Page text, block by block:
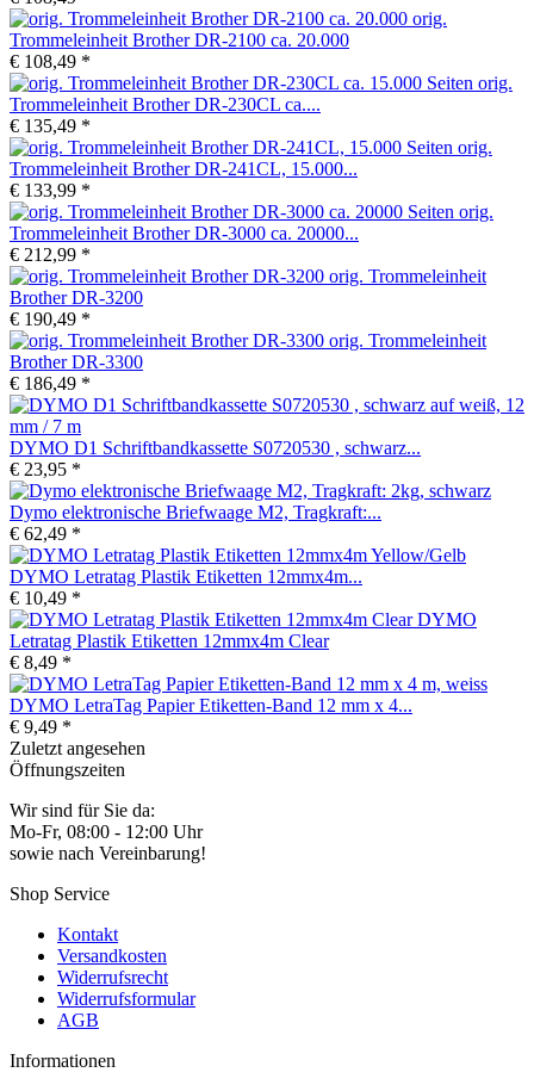
orig.
Trommeleinheit Brother DR-2100 ca. 20.000
€ 108,49 *
orig.
Trommeleinheit Brother DR-230CL ca....
€ 135,49 *
orig.
Trommeleinheit Brother DR-241CL, 15.000...
€ 133,99 *
orig.
Trommeleinheit Brother DR-3000 ca. 20000...
€ 212,99 *
orig. Trommeleinheit
Brother DR-3200
€ 190,49 *
orig. Trommeleinheit
Brother DR-3300
€ 186,49 *
DYMO D1 Schriftbandkassette S0720530 , schwarz...
€ 23,95 *
Dymo elektronische Briefwaage M2, Tragkraft:...
€ 62,49 *
DYMO Letratag Plastik Etiketten 12mmx4m...
€ 10,49 *
DYMO
Letratag Plastik Etiketten 12mmx4m Clear
€ 8,49 *
DYMO LetraTag Papier Etiketten-Band 12 mm x 4...
€ 9,49 *
Zuletzt angesehen
Öffnungszeiten
Wir sind für Sie da:
Mo-Fr, 08:00 - 12:00 Uhr
sowie nach Vereinbarung!
Shop Service
Kontakt
Versandkosten
Widerrufsrecht
Widerrufsformular
AGB
Informationen